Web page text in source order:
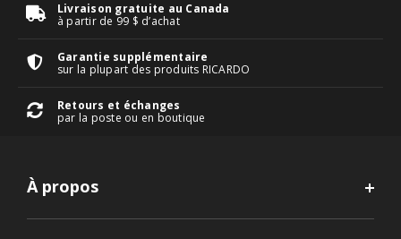
Livraison gratuite au Canada
à partir de 99 $ d’achat
Garantie supplémentaire
sur la plupart des produits RICARDO
Retours et échanges
par la poste ou en boutique
À propos